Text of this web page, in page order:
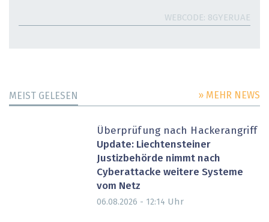
WEBCODE 8GYERUAE
MEIST GELESEN » MEHR NEWS
Überprüfung nach Hackerangriff
Update: Liechtensteiner
Justizbehörde nimmt nach
Cyberattacke weitere Systeme
vom Netz
06.08.2026 - 12:14 Uhr